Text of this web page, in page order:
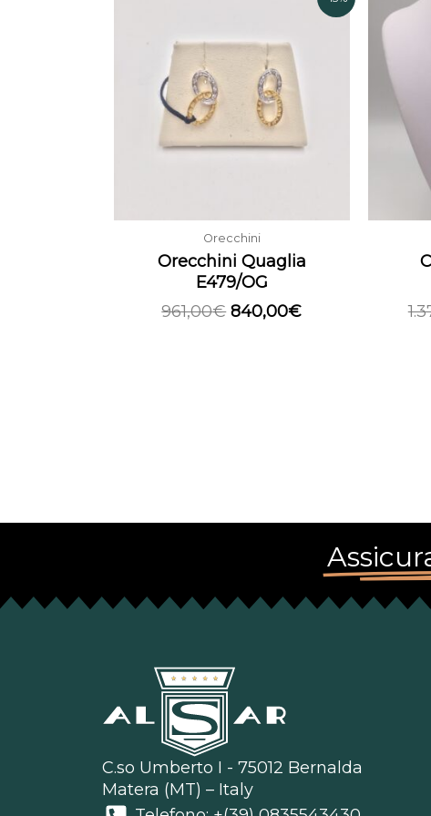
Orecchini
Orecchini Quaglia
E479/OG
961,00€
961,00€.
840,00€
prezzo
C.so Umberto I - 75012 Bernalda
Matera (MT) – Italy